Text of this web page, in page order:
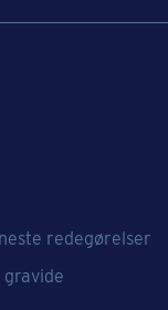
redegørelser